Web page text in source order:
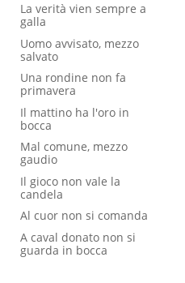
La verità vien sempre a
galla
Uomo avvisato, mezzo
salvato
Una rondine non fa
primavera
Il mattino ha l'oro in
bocca
Mal comune, mezzo
gaudio
Il gioco non vale la
candela
Al cuor non si comanda
A caval donato non si
guarda in bocca